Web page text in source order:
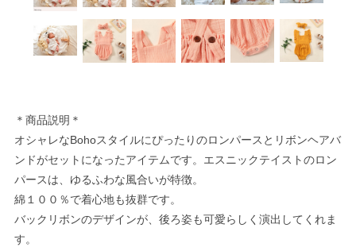
＊商品説明＊
オシャレなBohoスタイルにぴったりのロンパースとリボンヘアバ
ンドがセットになったアイテムです。エスニックテイストのロン
パースは、ゆるふわな風合いが特徴。
綿１００％で着心地も抜群です。
バックリボンのデザインが、後ろ姿も可愛らしく演出してくれま
す。